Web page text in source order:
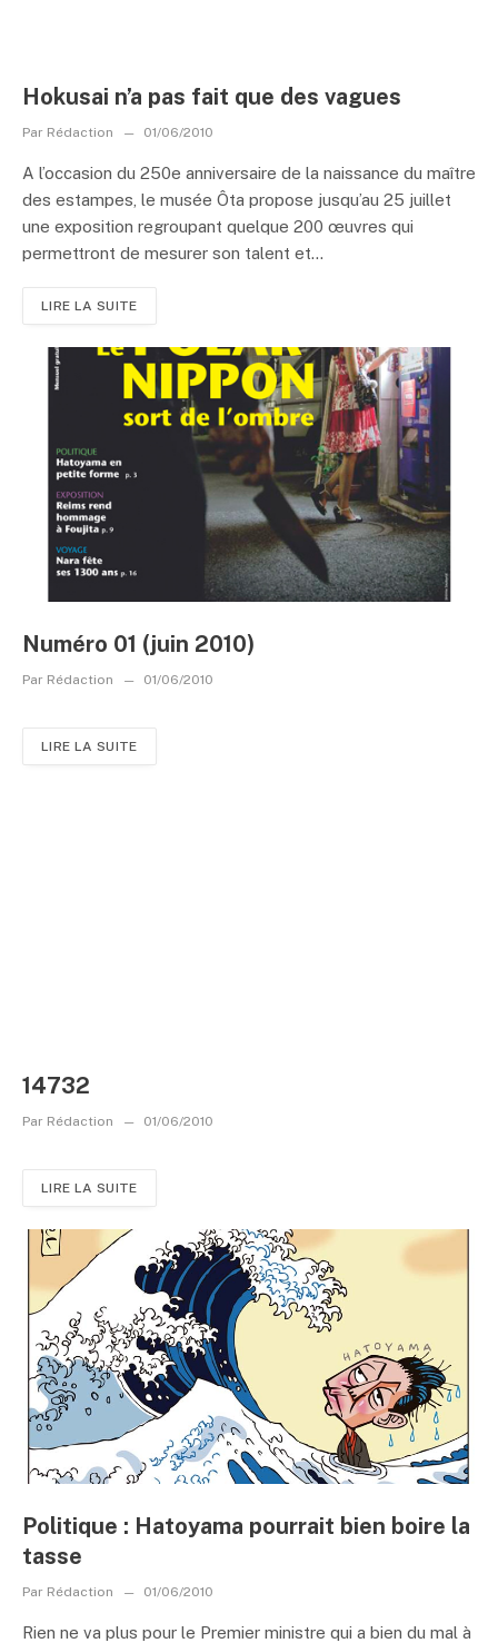
Hokusai n’a pas fait que des vagues
Par Rédaction 01/06/2010
A l’occasion du 250e anniversaire de la naissance du maître
des estampes, le musée Ôta propose jusqu’au 25 juillet
une exposition regroupant quelque 200 œuvres qui
permettront de mesurer son talent et...
LIRE LA SUITE
Numéro 01 (juin 2010)
Par Rédaction 01/06/2010
LIRE LA SUITE
14732
Par Rédaction 01/06/2010
LIRE LA SUITE
Politique : Hatoyama pourrait bien boire la
tasse
Par Rédaction 01/06/2010
Rien ne va plus pour le Premier ministre qui a bien du mal à